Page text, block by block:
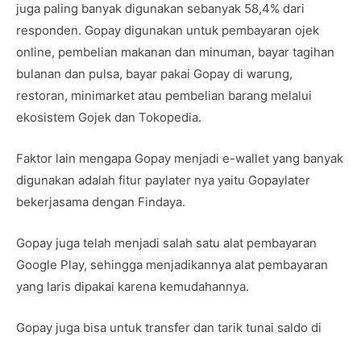
juga paling banyak digunakan sebanyak 58,4% dari
responden. Gopay digunakan untuk pembayaran ojek
online, pembelian makanan dan minuman, bayar tagihan
bulanan dan pulsa, bayar pakai Gopay di warung,
restoran, minimarket atau pembelian barang melalui
ekosistem Gojek dan Tokopedia.
Faktor lain mengapa Gopay menjadi e-wallet yang banyak
digunakan adalah fitur paylater nya yaitu Gopaylater
bekerjasama dengan Findaya.
Gopay juga telah menjadi salah satu alat pembayaran
Google Play, sehingga menjadikannya alat pembayaran
yang laris dipakai karena kemudahannya.
Gopay juga bisa untuk transfer dan tarik tunai saldo di